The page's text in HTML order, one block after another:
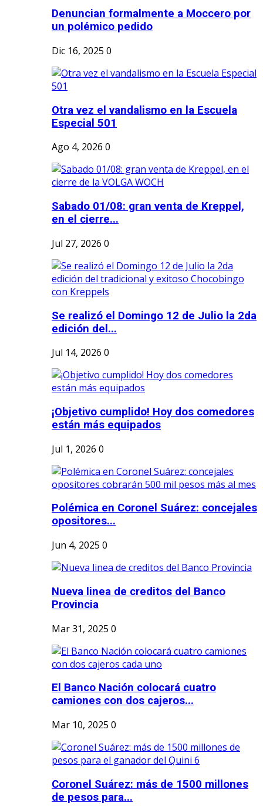
Denuncian formalmente a Moccero por
un polémico pedido
Dic 16, 2025 0
Otra vez el vandalismo en la Escuela
Especial 501
Ago 4, 2026 0
Sabado 01/08: gran venta de Kreppel,
en el cierre...
Jul 27, 2026 0
Se realizó el Domingo 12 de Julio la 2da
edición del...
Jul 14, 2026 0
¡Objetivo cumplido! Hoy dos comedores
están más equipados
Jul 1, 2026 0
Polémica en Coronel Suárez: concejales
opositores...
Jun 4, 2025 0
Nueva linea de creditos del Banco
Provincia
Mar 31, 2025 0
El Banco Nación colocará cuatro
camiones con dos cajeros...
Mar 10, 2025 0
Coronel Suárez: más de 1500 millones
de pesos para...